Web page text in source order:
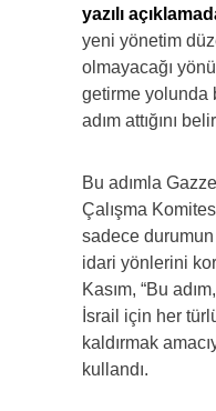
yazılı
yeni yönetim
olmayacağı
getirme yolunda
adım attığını
Bu adımla
Çalışma
sadece
idari yönlerini
Kasım, “Bu
İsrail için her
kaldırmak
kullandı.